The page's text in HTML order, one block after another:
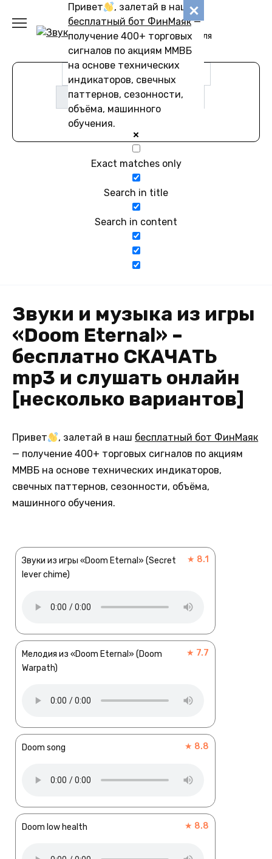
Привет
, залетай в наш
бесплатный бот ФинМаяк—
получение 400+ торговых
сигналов по акциям ММВБ
на основе технических
индикаторов, свечных
паттернов, сезонности,
объёма, машинного
обучения.
содержанию
Звуковику
Коллекции звуков для
скачивания
Exact matches only
Search in title
Search in content
Звуки и музыка из игры
«Doom Eternal» –
бесплатно СКАЧАТЬ
mp3 и слушать онлайн
[несколько вариантов]
Привет , залетай в наш бесплатный бот ФинМаяк
— получение 400+ торговых сигналов по акциям
ММВБ на основе технических индикаторов,
свечных паттернов, сезонности, объёма,
машинного обучения.
Звуки из игры «Doom Eternal» (Secret
lever chime)
★ 8.1
Мелодия из «Doom Eternal» (Doom
Warpath)
★ 7.7
Doom song ★ 8.8
Doom low health ★ 8.8